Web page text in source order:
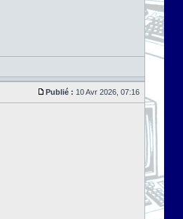
Publié : 10 Avr 2026, 07:16